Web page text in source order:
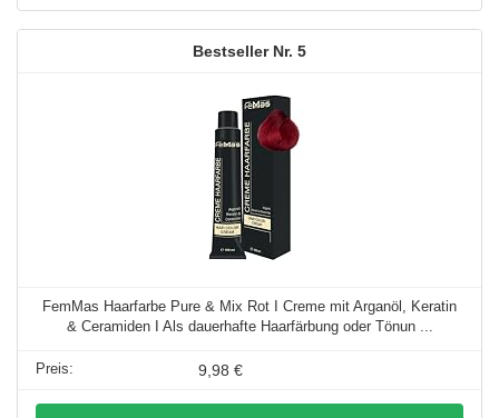
5
FemMas Haarfarbe Pure & Mix Rot I Creme mit Arganöl, Keratin
& Ceramiden I Als dauerhafte Haarfärbung oder Tönun ...
9,98 €